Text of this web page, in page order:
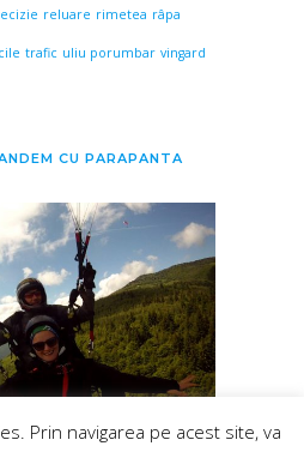
reluare rimetea râpa
trafic uliu porumbar vingard
CU PARAPANTA
Prin navigarea pe acest site, va